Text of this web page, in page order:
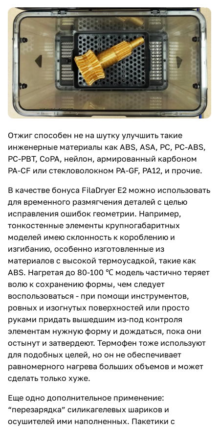
Отжиг способен не на шутку улучшить такие
инженерные материалы как ABS, ASA, PC, PC-ABS,
PC-PBT, CoPA, нейлон, армированный карбоном
PA-CF или стекловолокном PA-GF, PA12, и прочие.
В качестве бонуса FilaDryer E2 можно использовать
для временного размягчения деталей с целью
исправления ошибок геометрии. Например,
тонкостенные элементы крупногабаритных
моделей имею склонность к короблению и
изгибанию, особенно изготовленные из
материалов с высокой термоусадкой, такие как
ABS. Нагретая до 80-100 ℃ модель частично теряет
волю к сохранению формы, чем следует
воспользоваться - при помощи инструментов,
ровных и изогнутых поверхностей или просто
руками придать вышедшим из-под контроля
элементам нужную форму и дождаться, пока они
остынут и затвердеют. Термофен тоже используют
для подобных целей, но он не обеспечивает
равномерного нагрева больших объемов и может
сделать только хуже.
Еще одно дополнительное применение:
“перезарядка” силикагелевых шариков и
осушителей ими наполненных. Пакетики с